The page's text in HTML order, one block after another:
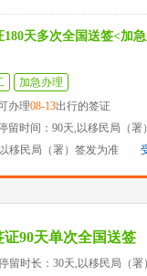
天多次全国送签<加
加急办理
办理08-13出行的签证
留时间：90天,以移民局（署
移民局（署）签发为准
90天单次全国送签
留时长：30天,以移民局（署